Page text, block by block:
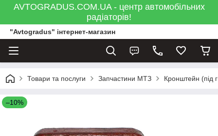
AVTOGRADUS.COM.UA - центр автомобільних
радіаторів!
"Avtogradus" інтернет-магазин
Товари та послуги Запчастини МТЗ Кронштейн (під
–10%